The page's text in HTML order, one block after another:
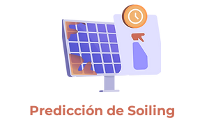
Predicción de Soiling